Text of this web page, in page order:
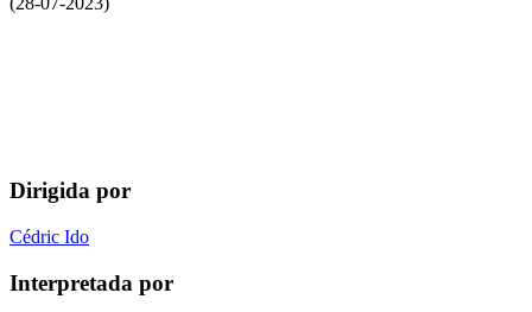
Dirigida por
Cédric Ido
Interpretada por